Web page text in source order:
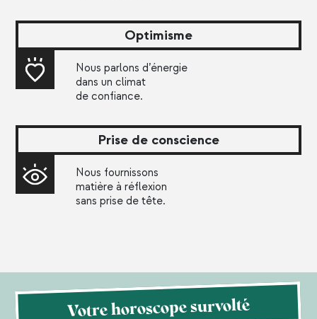
Optimisme
Nous parlons d’énergie
dans un climat
de confiance.
Prise de conscience
Nous fournissons
matière à réflexion
sans prise de tête.
Votre horoscope survolté